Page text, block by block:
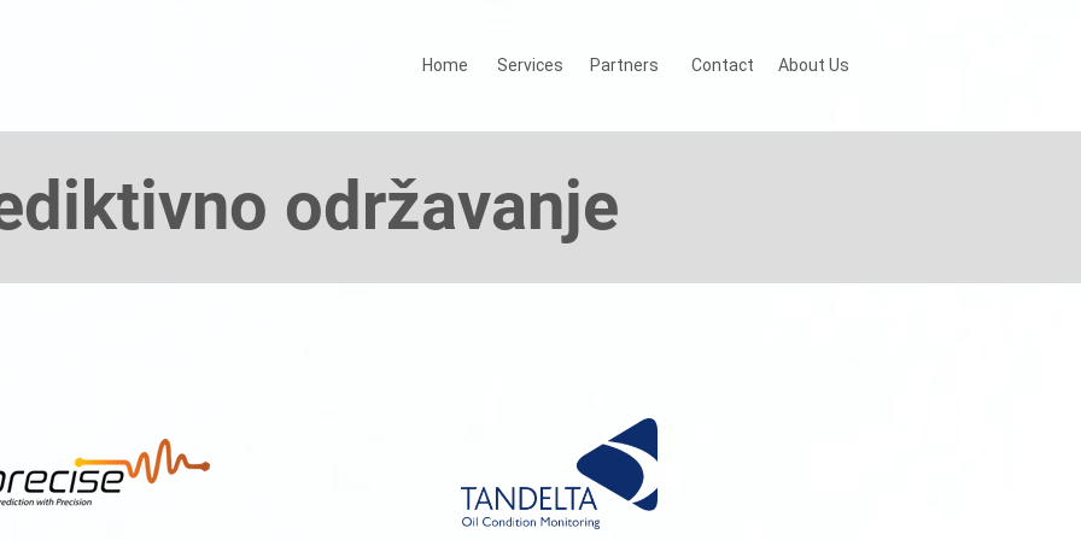
Home Services Partners Contact About Us
održavanje